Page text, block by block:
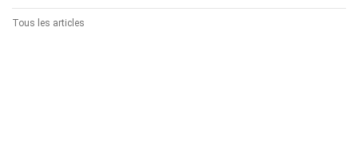
Tous les articles